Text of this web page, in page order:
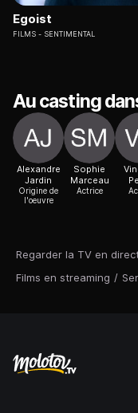
Regarder la TV en
Films en streaming /
Egoist
FILMS SENTIMENTAL
Au casting
Alexandre
Jardin
Origine de
l'oeuvre
Sophie
Marceau
Actrice